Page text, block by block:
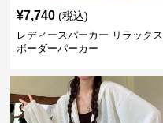
¥7,740 (税込)
レディースパーカー リラックス
ボーダーパーカー